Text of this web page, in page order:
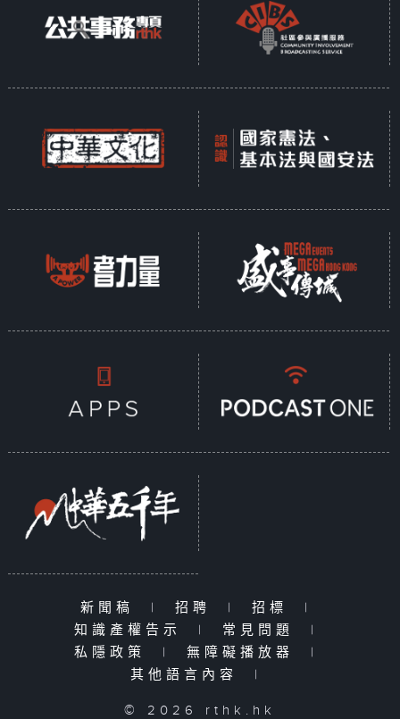
新聞稿 | 招聘 | 招標
|
知識產權告示
| 常見問題
|
私隱政策
| 無障礙播放器
|
其他語言內容
|
© 2026 rthk.hk